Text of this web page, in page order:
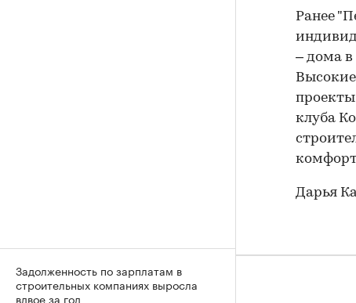
Ранее
– дома
проекты
клуба
Дарья
Задолженность по зарплатам в
строительных компаниях выросла
вдвое за год